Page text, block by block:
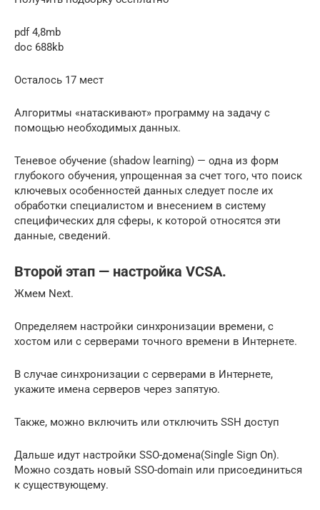
pdf 4,8mb
doc 688kb
Осталось 17 мест
Алгоритмы «натаскивают» программу на задачу с
помощью необходимых данных.
Теневое обучение (shadow learning) — одна из форм
глубокого обучения, упрощенная за счет того, что поиск
ключевых особенностей данных следует после их
обработки специалистом и внесением в систему
специфических для сферы, к которой относятся эти
данные, сведений.
Второй этап — настройка VCSA.
Жмем Next.
Определяем настройки синхронизации времени, с
хостом или с серверами точного времени в Интернете.
В случае синхронизации с серверами в Интернете,
укажите имена серверов через запятую.
Также, можно включить или отключить SSH доступ
Дальше идут настройки SSO-домена(Single Sign On).
Можно создать новый SSO-domain или присоединиться
к существующему.